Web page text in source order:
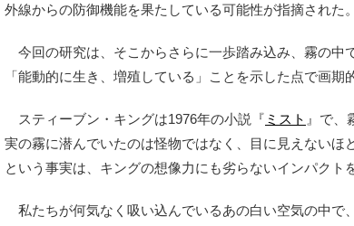
外線からの防御機能を果たしている可能性が指摘された。
今回の研究は、そこからさらに一歩踏み込み、霧の中
「能動的に生き、増殖している」ことを示した点で画期
スティーブン・キングは1976年の小説『 ミ スト 』で、
実の霧に潜んでいたのは怪物ではなく、目に見えないほ
という事実は、キングの想像力にも劣らないインパクト
私たちが何気なく吸い込んでいるあの白い空気の中で